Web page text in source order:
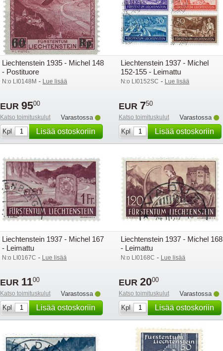
Liechtenstein 1935 - Michel 148
- Postituore
N:o LI0148M - Lue lisää
EUR 9500
Katso toimituskulut
Varastossa
Kpl
Lisää ostoskoriin
Liechtenstein 1937 - Michel
152-155 - Leimattu
N:o LI0152SC - Lue lisää
EUR 750
Katso toimituskulut
Varastossa
Kpl
Lisää ostoskoriin
Liechtenstein 1937 - Michel 167
- Leimattu
N:o LI0167C - Lue lisää
EUR 1100
Katso toimituskulut
Varastossa
Kpl
Lisää ostoskoriin
Liechtenstein 1937 - Michel 168
- Leimattu
N:o LI0168C - Lue lisää
EUR 2000
Katso toimituskulut
Varastossa
Kpl
Lisää ostoskoriin